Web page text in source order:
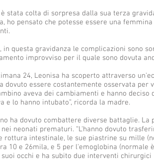
stata colta di sorpresa dalla sua terza
ho pensato che potesse essere una
in questa gravidanza le complicazioni sono
improvviso per il quale sono dovuta
24, Leonisa ha scoperto attraverso
dovuto essere costantemente osservata per
aveva dei cambiamenti e hanno
e lo hanno intubato”, ricorda la madre.
ha dovuto combattere diverse battaglie.
nei neonati prematuri. “L'hanno dovuto
rottura intestinale, le sue piastrine su mille
10 e 26mila, e 5 per l'emoglobina (normale
occhi e ha subito due interventi chirurgici